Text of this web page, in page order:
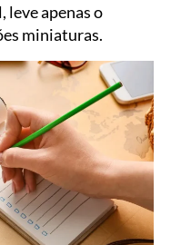
leve apenas o
miniaturas.